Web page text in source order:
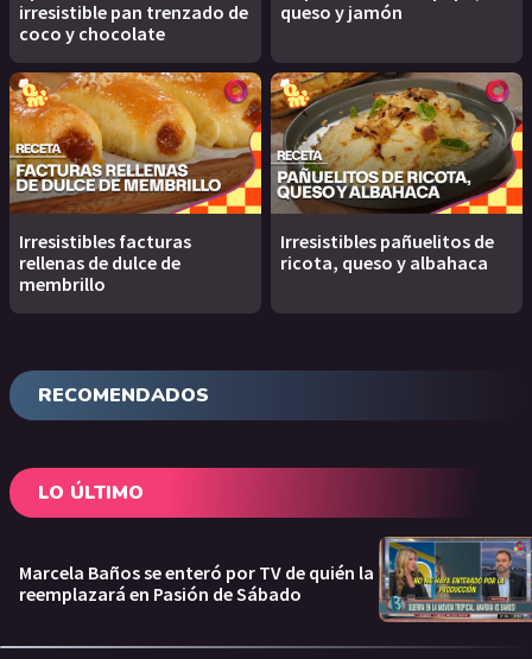
irresistible pan trenzado de
coco y chocolate
queso y jamón
Irresistibles facturas
rellenas de dulce de
membrillo
Irresistibles pañuelitos de
ricota, queso y albahaca
RECOMENDADOS
LO ÚLTIMO
Marcela Baños se enteró por TV de quién la
reemplazará en Pasión de Sábado